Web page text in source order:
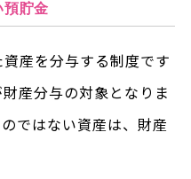
預貯金
産を分与する制度です
産分与の対象となりま
ではない資産は、財産